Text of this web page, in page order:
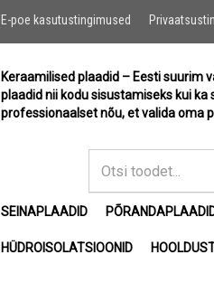
E-poe kasutustingimused
Keraamilised plaadid – Eesti suurim
plaadid nii kodu sisustamiseks kui
professionaalset nõu, et valida oma
SEINAPLAADID
HÜDROISOLATSIOONID